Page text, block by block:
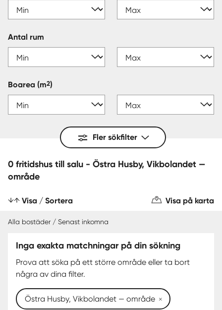
Antal rum
Boarea (m2)
Fler sökfilter
0 fritidshus till salu - Östra Husby, Vikbolandet —
område
Visa / Sortera Visa på karta
Alla bostäder / Senast inkomna
Inga exakta matchningar på din sökning
Prova att söka på ett större område eller ta bort
några av dina filter.
Östra Husby, Vikbolandet — område